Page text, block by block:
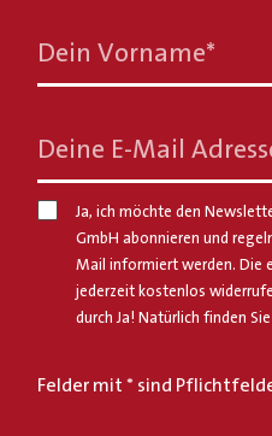
Dein Vorname*
Deine E-Mail
Ja, ich möchte den
GmbH abonnieren und
Mail informiert werden. Die
jederzeit kostenlos
durch Ja! Natürlich finden
Felder mit * sind